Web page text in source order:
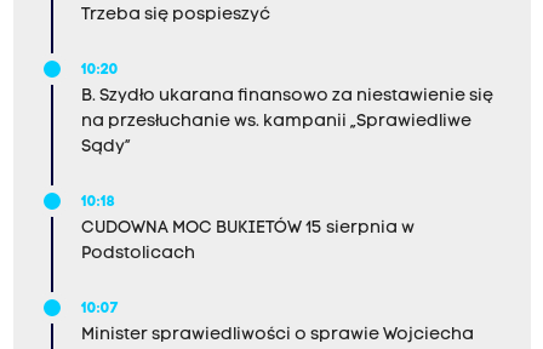
Trzeba się pospieszyć
10:20
B. Szydło ukarana finansowo za niestawienie się
na przesłuchanie ws. kampanii „Sprawiedliwe
Sądy”
10:18
CUDOWNA MOC BUKIETÓW 15 sierpnia w
Podstolicach
10:07
Minister sprawiedliwości o sprawie Wojciecha